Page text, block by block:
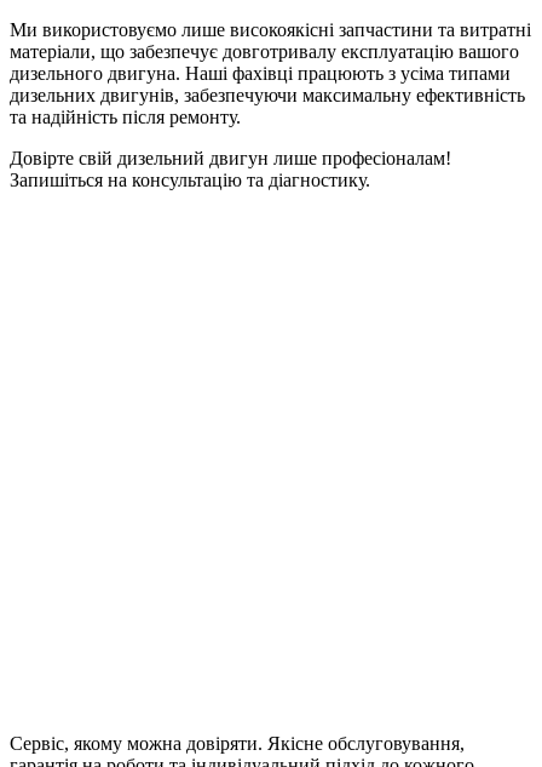
Ми використовуємо лише високоякісні запчастини та витратні
матеріали, що забезпечує довготривалу експлуатацію вашого
дизельного двигуна. Наші фахівці працюють з усіма типами
дизельних двигунів, забезпечуючи максимальну ефективність
та надійність після ремонту.
Довірте свій дизельний двигун лише професіоналам!
Запишіться на консультацію та діагностику.
Сервіс, якому можна довіряти. Якісне обслуговування,